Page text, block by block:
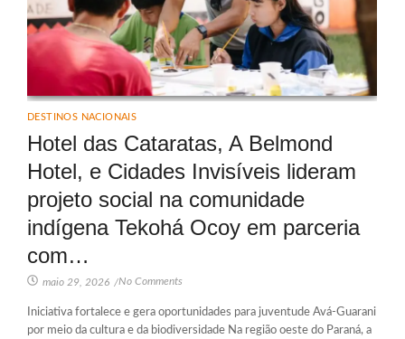
DESTINOS NACIONAIS
Hotel das Cataratas, A Belmond
Hotel, e Cidades Invisíveis lideram
projeto social na comunidade
indígena Tekohá Ocoy em parceria
com…
maio 29, 2026 /No Comments
Iniciativa fortalece e gera oportunidades para juventude Avá-Guarani
por meio da cultura e da biodiversidade Na região oeste do Paraná, a